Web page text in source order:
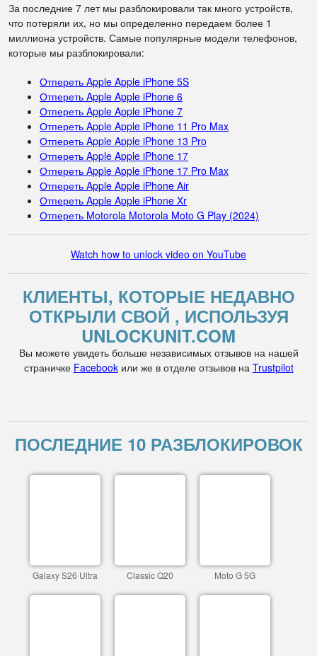
За последние 7 лет мы разблокировали так много устройств,
что потеряли их, но мы определенно передаем более 1
миллиона устройств. Самые популярные модели телефонов,
которые мы разблокировали:
Отпереть Apple Apple iPhone 5S
Отпереть Apple Apple iPhone 6
Отпереть Apple Apple iPhone 7
Отпереть Apple Apple iPhone 11 Pro Max
Отпереть Apple Apple iPhone 13 Pro
Отпереть Apple Apple iPhone 17
Отпереть Apple Apple iPhone 17 Pro Max
Отпереть Apple Apple iPhone Air
Отпереть Apple Apple iPhone Xr
Отпереть Motorola Motorola Moto G Play (2024)
Watch how to unlock video on YouTube
КЛИЕНТЫ, КОТОРЫЕ НЕДАВНО
ОТКРЫЛИ СВОЙ , ИСПОЛЬЗУЯ
UNLOCKUNIT.COM
Вы можете увидеть больше независимых отзывов на нашей
страничке Facebookили же в отделе отзывов на Trustpilot
ПОСЛЕДНИЕ 10 РАЗБЛОКИРОВОК
Galaxy S26 Ultra Classic Q20 Moto G 5G